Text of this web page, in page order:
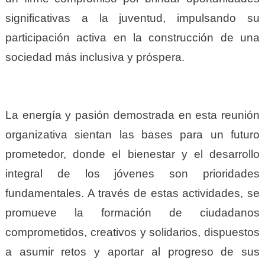
significativas a la juventud, impulsando su
participación activa en la construcción de una
sociedad más inclusiva y próspera.
La energía y pasión demostrada en esta reunión
organizativa sientan las bases para un futuro
prometedor, donde el bienestar y el desarrollo
integral de los jóvenes son prioridades
fundamentales. A través de estas actividades, se
promueve la formación de ciudadanos
comprometidos, creativos y solidarios, dispuestos
a asumir retos y aportar al progreso de sus